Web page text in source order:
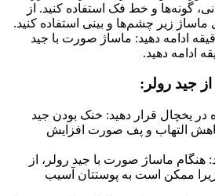
گونه‌ها و خط فک استفاده کنید. از
زیر چشم‌ها و بینی استفاده کنید.
را به مدت 5 تا 10 دقیقه ادامه دهید: ماساژ صورت با جید
جید رولر:
در یخچال قرار دهید: خنک بودن جید
التهاب و پف صورت افزایش
هنگام ماساژ صورت با جید رولر، از
زیرا ممکن است به پوستتان آسیب